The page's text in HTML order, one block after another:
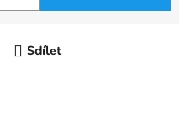
Sdílet